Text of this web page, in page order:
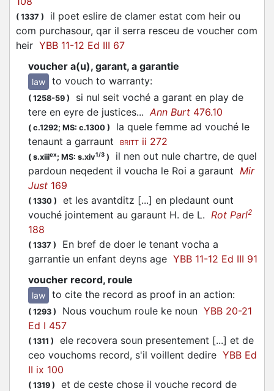
( 1337 )
il poet eslire de clamer estat com heir ou
com purchasour, qar il serra resceu de voucher com
heir YBB 11-12 Ed III 67
voucher a(u), garant, a garantie
law to vouch to warranty:
( 1258-59 ) si nul seit voché a garant en play de
tere en eyre de justices... Ann Burt 476.10
( c.1292; MS: c.1300 ) la quele femme ad vouché le
tenaunt a garraunt
BRITT ii 272
( s.xiiiex; MS: s.xiv1/3 )
il nen out nule chartre, de quel
pardoun neqedent il voucha le Roi a garaunt Mir
Just 169
( 1330 )
et les avantditz [...] en pledaunt ount
vouché jointement au garaunt H. de L. Rot Parl2
188
( 1337 ) En bref de doer le tenant vocha a
garrantie un enfant deyns age YBB 11-12 Ed III 91
voucher record, roule
law to cite the record as proof in an action:
( 1293 ) Nous vouchum roule ke noun YBB 20-21
Ed I 457
( 1311 )
ele recovera soun presentement [...] et de
ceo vouchoms record, s'il voillent dedire YBB Ed
II ix 100
( 1319 ) et de ceste chose il vouche record de